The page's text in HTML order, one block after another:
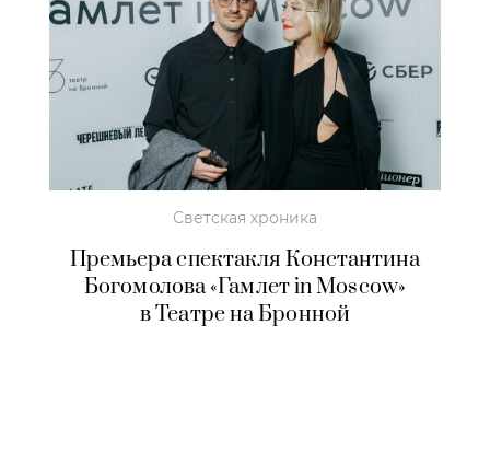
Светская хроника
Премьера спектакля Константина
Богомолова «Гамлет in Moscow»
в Театре на Бронной